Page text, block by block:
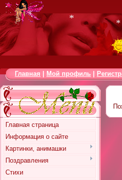
Главная Мой профиль
Главная страница
Информация о сайте
Картинки, анимашки
Поздравления
Стихи